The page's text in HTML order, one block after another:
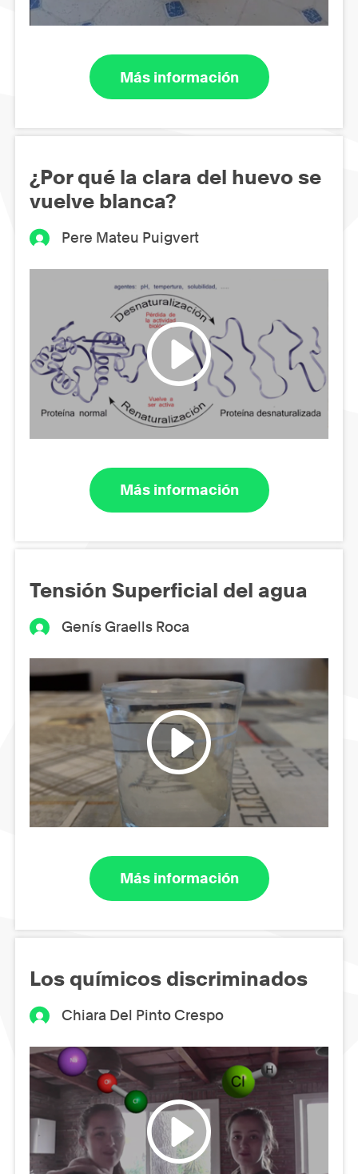
Más información
¿Por qué la clara del huevo se
vuelve blanca?
Pere Mateu Puigvert
Más información
Tensión Superficial del agua
Genís Graells Roca
Más información
Los químicos discriminados
Chiara Del Pinto Crespo